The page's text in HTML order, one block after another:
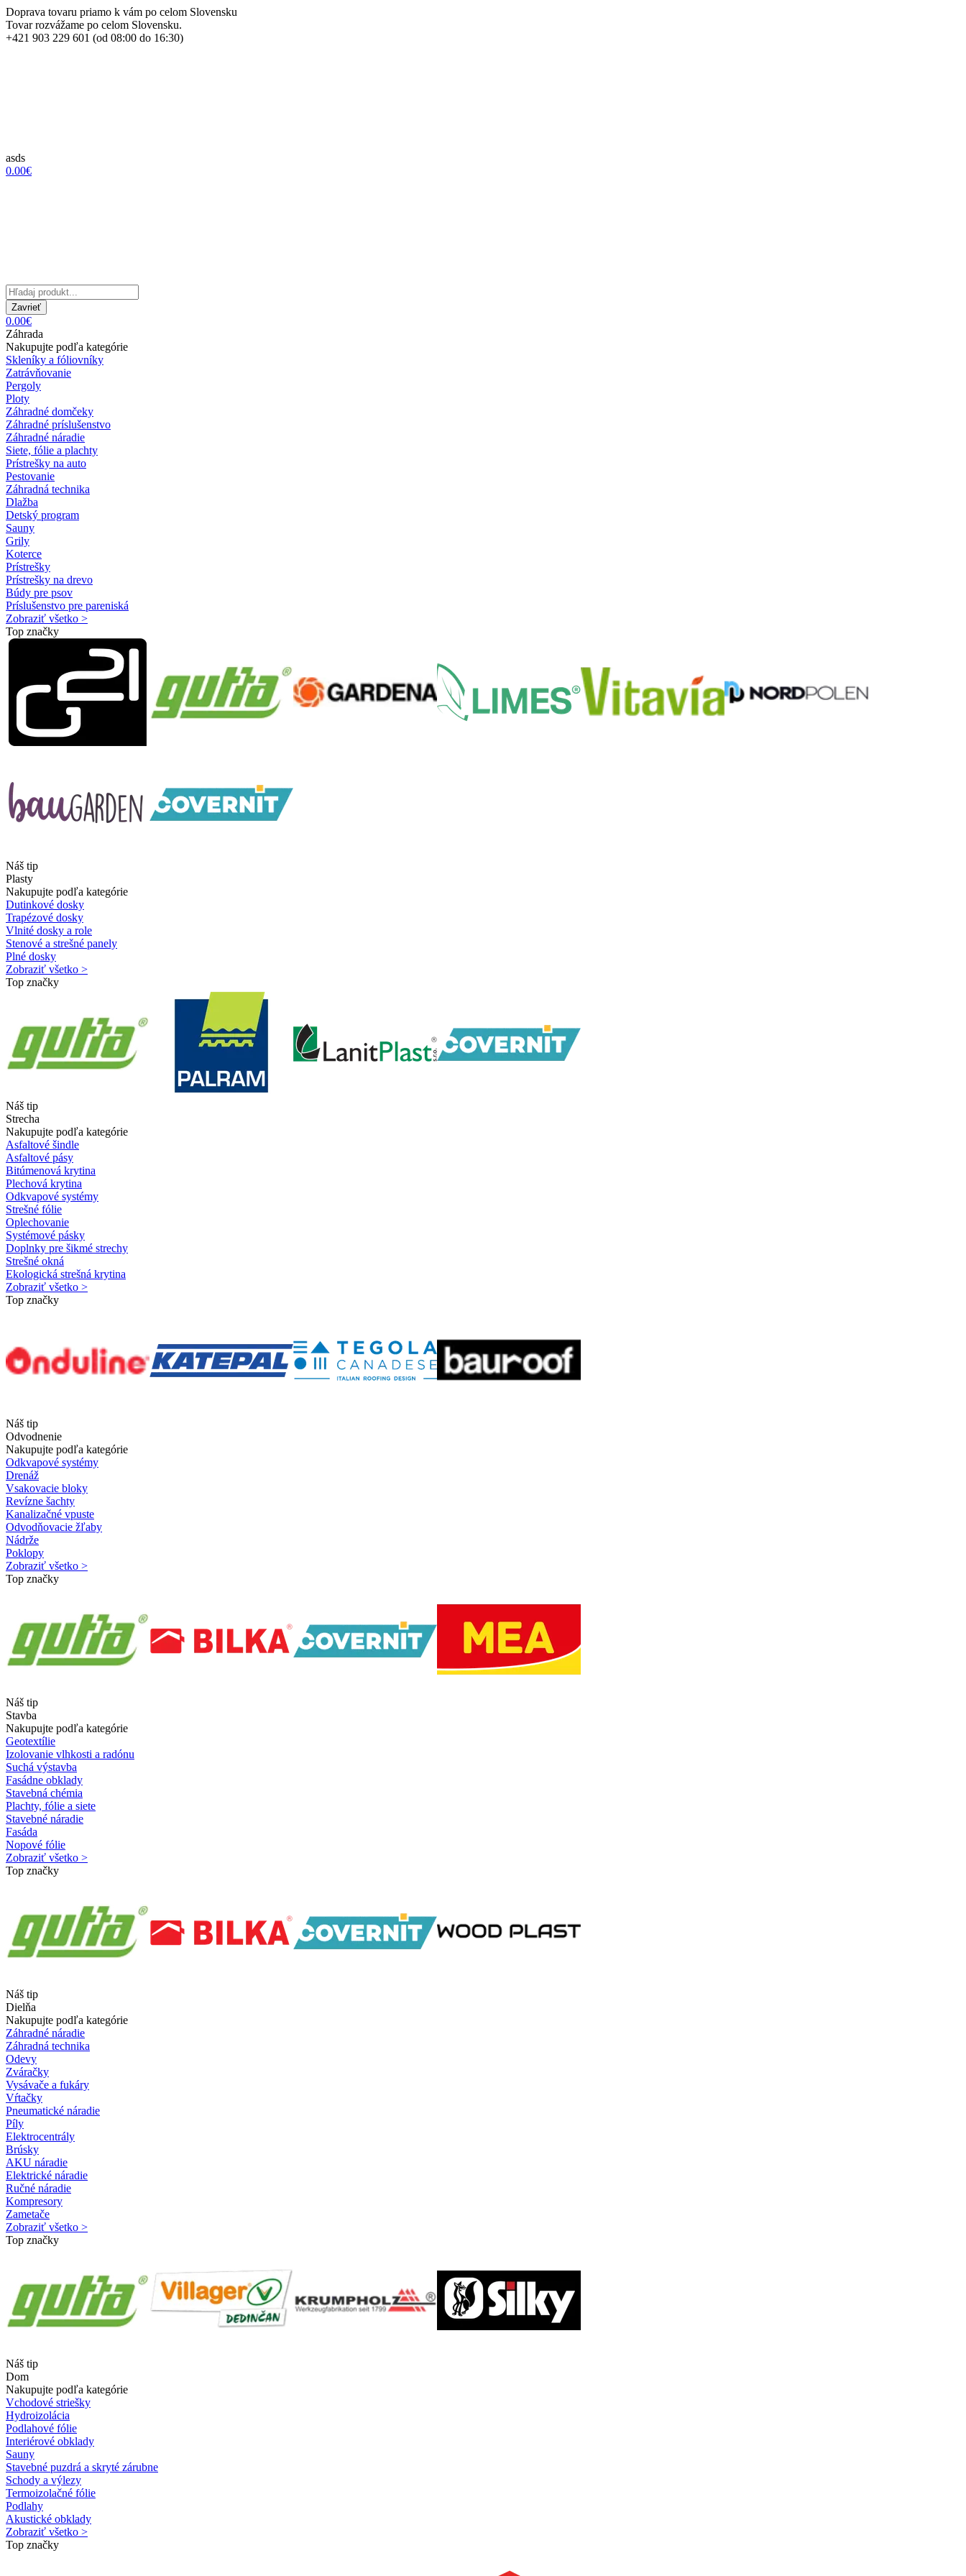
Doprava tovaru priamo k vám po celom Slovensku
Tovar rozvážame po celom Slovensku.
+421 903 229 601 (od 08:00 do 16:30)
asds
0.00€
Zavrieť
0.00€
Záhrada
Nakupujte podľa kategórie
Skleníky a fóliovníky
Zatrávňovanie
Pergoly
Ploty
Záhradné domčeky
Záhradné príslušenstvo
Záhradné náradie
Siete, fólie a plachty
Prístrešky na auto
Pestovanie
Záhradná technika
Dlažba
Detský program
Sauny
Grily
Koterce
Prístrešky
Prístrešky na drevo
Búdy pre psov
Príslušenstvo pre pareniská
Zobraziť všetko >
Top značky
Náš tip
Plasty
Nakupujte podľa kategórie
Dutinkové dosky
Trapézové dosky
Vlnité dosky a role
Stenové a strešné panely
Plné dosky
Zobraziť všetko >
Top značky
Náš tip
Strecha
Nakupujte podľa kategórie
Asfaltové šindle
Asfaltové pásy
Bitúmenová krytina
Plechová krytina
Odkvapové systémy
Strešné fólie
Oplechovanie
Systémové pásky
Doplnky pre šikmé strechy
Strešné okná
Ekologická strešná krytina
Zobraziť všetko >
Top značky
Náš tip
Odvodnenie
Nakupujte podľa kategórie
Odkvapové systémy
Drenáž
Vsakovacie bloky
Revízne šachty
Kanalizačné vpuste
Odvodňovacie žľaby
Nádrže
Poklopy
Zobraziť všetko >
Top značky
Náš tip
Stavba
Nakupujte podľa kategórie
Geotextílie
Izolovanie vlhkosti a radónu
Suchá výstavba
Fasádne obklady
Stavebná chémia
Plachty, fólie a siete
Stavebné náradie
Fasáda
Nopové fólie
Zobraziť všetko >
Top značky
Náš tip
Dielňa
Nakupujte podľa kategórie
Záhradné náradie
Záhradná technika
Odevy
Zváračky
Vysávače a fukáry
Vŕtačky
Pneumatické náradie
Píly
Elektrocentrály
Brúsky
AKU náradie
Elektrické náradie
Ručné náradie
Kompresory
Zametače
Zobraziť všetko >
Top značky
Náš tip
Dom
Nakupujte podľa kategórie
Vchodové striešky
Hydroizolácia
Podlahové fólie
Interiérové obklady
Sauny
Stavebné puzdrá a skryté zárubne
Schody a výlezy
Termoizolačné fólie
Podlahy
Akustické obklady
Zobraziť všetko >
Top značky